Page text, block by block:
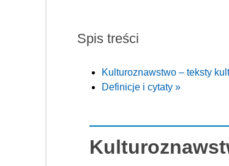
Spis treści
Kulturoznawstwo – teksty
Definicje i cytaty »